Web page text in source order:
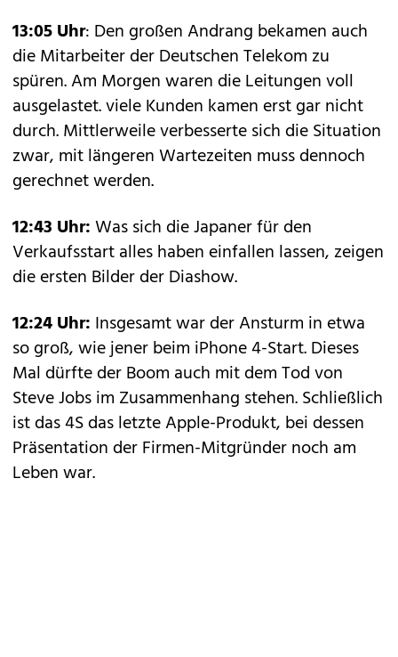
13:05 Uhr: Den großen Andrang bekamen auch
die Mitarbeiter der Deutschen Telekom zu
spüren. Am Morgen waren die Leitungen voll
ausgelastet. viele Kunden kamen erst gar nicht
durch. Mittlerweile verbesserte sich die Situation
zwar, mit längeren Wartezeiten muss dennoch
gerechnet werden.
12:43 Uhr:Was sich die Japaner für den
Verkaufsstart alles haben einfallen lassen, zeigen
die ersten Bilder der Diashow.
12:24 Uhr: Insgesamt war der Ansturm in etwa
so groß, wie jener beim iPhone 4-Start. Dieses
Mal dürfte der Boom auch mit dem Tod von
Steve Jobs im Zusammenhang stehen. Schließlich
ist das 4S das letzte Apple-Produkt, bei dessen
Präsentation der Firmen-Mitgründer noch am
Leben war.